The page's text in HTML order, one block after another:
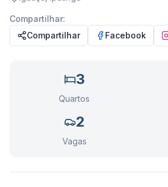
Compartilhar:
Compartilhar
Facebook
3
Quartos
2
Vagas